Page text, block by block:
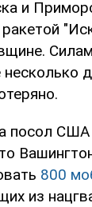
и
посол
800
из